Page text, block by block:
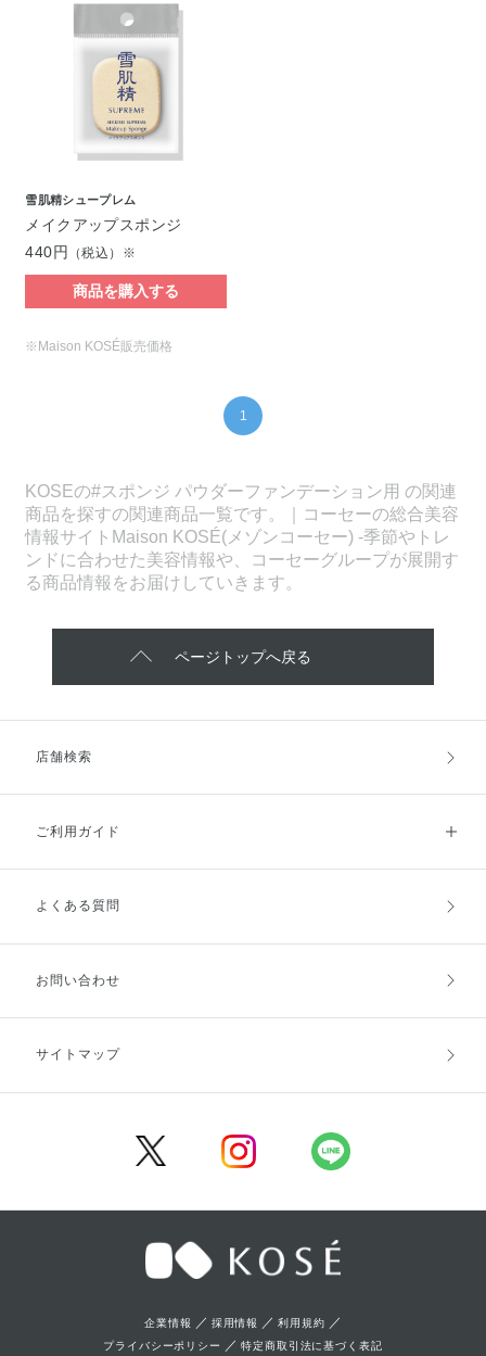
雪肌精シュープレム
メイクアップスポンジ
440円
（税込）※
商品を購入する
※Maison KOSÉ販売価格
1
KOSEの#スポンジ パウダーファンデーション用 の関連
商品を探すの関連商品一覧です。｜コーセーの総合美容
情報サイトMaison KOSÉ(メゾンコーセー) -季節やトレ
ンドに合わせた美容情報や、コーセーグループが展開す
る商品情報をお届けしていきます。
ページトップへ戻る
店舗検索
ご利用ガイド
ご利用ガイドトップ
お支払方法
キャンセル・返品・交換
よくある質問
お問い合わせ
サイトマップ
企業情報 ／ 採用情報 ／利用規約 ／
プライバシーポリシー ／特定商取引法に基づく表記